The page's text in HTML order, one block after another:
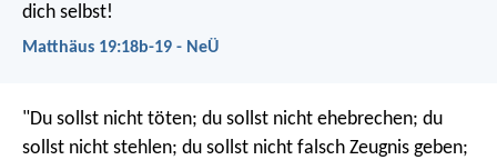
dich selbst!
Matthäus 19:18b-19 - NeÜ
"Du sollst nicht töten; du sollst nicht ehebrechen; du
sollst nicht stehlen; du sollst nicht falsch Zeugnis geben;